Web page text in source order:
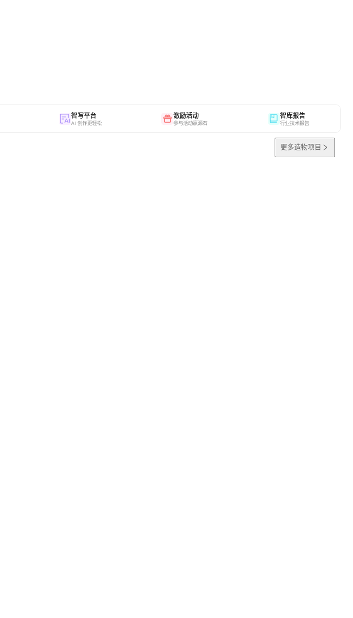
智写平台
AI 创作更轻松
激励活动
参与活动赢源石
智库报告
行业技术报告
更多造物项目